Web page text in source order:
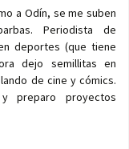
a Odín, se me suben
Periodista de
deportes (que tiene
dejo semillitas en
de cine y cómics.
preparo proyectos